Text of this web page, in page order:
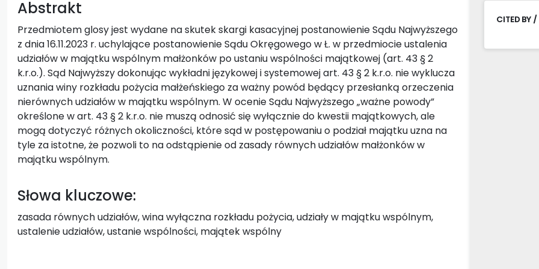
Abstrakt
Przedmiotem glosy jest wydane na skutek skargi kasacyjnej postanowienie Sądu Najwyższego
z dnia 16.11.2023 r. uchylające postanowienie Sądu Okręgowego w Ł. w przedmiocie ustalenia
udziałów w majątku wspólnym małżonków po ustaniu wspólności majątkowej (art. 43 § 2
k.r.o.). Sąd Najwyższy dokonując wykładni językowej i systemowej art. 43 § 2 k.r.o. nie wyklucza
uznania winy rozkładu pożycia małżeńskiego za ważny powód będący przesłanką orzeczenia
nierównych udziałów w majątku wspólnym. W ocenie Sądu Najwyższego „ważne powody”
określone w art. 43 § 2 k.r.o. nie muszą odnosić się wyłącznie do kwestii majątkowych, ale
mogą dotyczyć różnych okoliczności, które sąd w postępowaniu o podział majątku uzna na
tyle za istotne, że pozwoli to na odstąpienie od zasady równych udziałów małżonków w
majątku wspólnym.
Słowa kluczowe:
zasada równych udziałów, wina wyłączna rozkładu pożycia, udziały w majątku wspólnym,
ustalenie udziałów, ustanie wspólności, majątek wspólny
CITED BY /